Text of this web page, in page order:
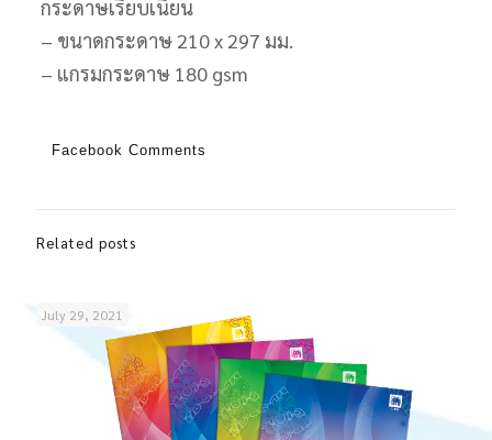
กระดาษเรียบเนียน
– ขนาดกระดาษ 210 x 297 มม.
– แกรมกระดาษ 180 gsm
Facebook Comments
Related posts
July 29, 2021